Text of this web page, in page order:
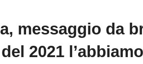
messaggio da
2021